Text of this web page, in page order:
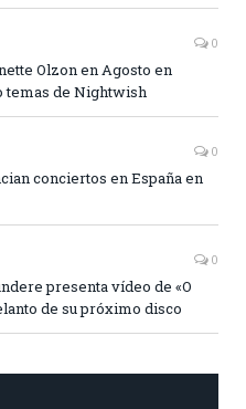
0
Olzon en Agosto en
temas de Nightwish
0
conciertos en España en
0
presenta vídeo de «O
de su próximo disco